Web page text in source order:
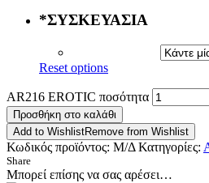
*ΣΥΣΚΕΥΑΣΙΑ
Reset options
AR216 EROTIC ποσότητα
Προσθήκη στο καλάθι
Add to WishlistRemove from Wishlist
Κωδικός προϊόντος: Μ/Δ Κατηγορίες:
Share
Μπορεί επίσης να σας αρέσει…